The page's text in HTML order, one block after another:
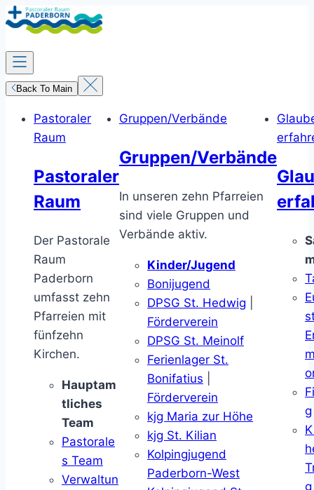
Zum
Inhalt
springen
Back To Main
Pastoraler
Raum
Pastoraler
Raum
Der Pastorale
Raum
Paderborn
umfasst zehn
Pfarreien mit
fünfzehn
Kirchen.
Hauptam
tliches
Team
Pastorale
s Team
Verwaltun
Gruppen/Verbände
Gruppen/Verbände
In unseren zehn Pfarreien
sind viele Gruppen und
Verbände aktiv.
Kinder/Jugend
Bonijugend
DPSG St. Hedwig
Förderverein
DPSG St. Meinolf
Ferienlager St.
Bonifatius
Förderverein
kjg Maria zur Höhe
kjg St. Kilian
Kolpingjugend
Paderborn-West
g
g